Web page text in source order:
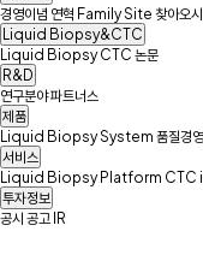
경영이념 연혁 Family Site 찾아오
Liquid Biopsy&CTC
Liquid Biopsy CTC 논문
R&D
연구분야파트너스
제품
Liquid Biopsy System 품질경영
서비스
Liquid Biopsy Platform CTC
투자정보
공시 공고 IR